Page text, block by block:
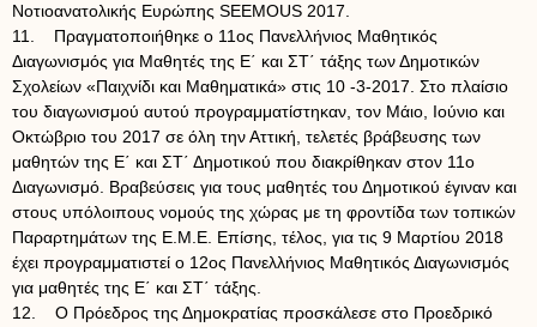
Νοτιοανατολικής Ευρώπης SEEMOUS 2017.
11. Πραγματοποιήθηκε ο 11ος Πανελλήνιος Μαθητικός
Διαγωνισμός για Μαθητές της Ε΄ και ΣΤ΄ τάξης των Δημοτικών
Σχολείων «Παιχνίδι και Μαθηματικά» στις 10 -3-2017. Στο πλαίσιο
του διαγωνισμού αυτού προγραμματίστηκαν, τον Μάιο, Ιούνιο και
Οκτώβριο του 2017 σε όλη την Αττική, τελετές βράβευσης των
μαθητών της Ε΄ και ΣΤ΄ Δημοτικού που διακρίθηκαν στον 11o
Διαγωνισμό. Βραβεύσεις για τους μαθητές του Δημοτικού έγιναν και
στους υπόλοιπους νομούς της χώρας με τη φροντίδα των τοπικών
Παραρτημάτων της Ε.Μ.Ε. Επίσης, τέλος, για τις 9 Μαρτίου 2018
έχει προγραμματιστεί ο 12ος Πανελλήνιος Μαθητικός Διαγωνισμός
για μαθητές της Ε΄ και ΣΤ΄ τάξης.
12. Ο Πρόεδρος της Δημοκρατίας προσκάλεσε στο Προεδρικό